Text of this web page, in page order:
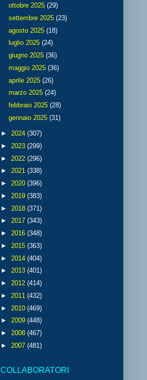
ottobre 2025 (29)
settembre 2025 (23)
agosto 2025 (18)
luglio 2025 (24)
giugno 2025 (36)
maggio 2025 (36)
aprile 2025 (26)
marzo 2025 (24)
febbraio 2025 (28)
gennaio 2025 (31)
► 2024 (307)
► 2023 (299)
► 2022 (296)
► 2021 (338)
► 2020 (396)
► 2019 (383)
► 2018 (371)
► 2017 (343)
► 2016 (348)
► 2015 (363)
► 2014 (404)
► 2013 (401)
► 2012 (414)
► 2011 (432)
► 2010 (469)
► 2009 (448)
► 2008 (467)
► 2007 (481)
COLLABORATORI